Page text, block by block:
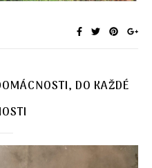
DO KAŽDÉ